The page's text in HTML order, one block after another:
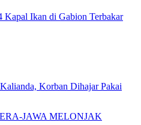
Ikan di Gabion Terbakar
Korban Dihajar Pakai
JAWA MELONJAK